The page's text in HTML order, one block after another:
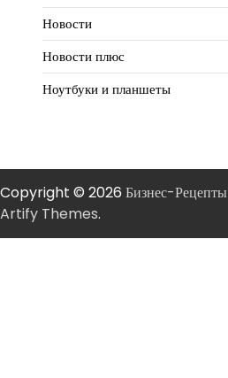
Новости
Новости плюс
Ноутбуки и планшеты
Copyright © 2026 Бизнес-Рецепты
Artify Themes.